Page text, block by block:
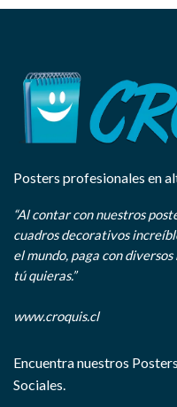
Posters profesionales en
“Al contar con nuestros
cuadros decorativos
el mundo, paga con
tú quieras.”
www.croquis.cl
Encuentra nuestros
Sociales.